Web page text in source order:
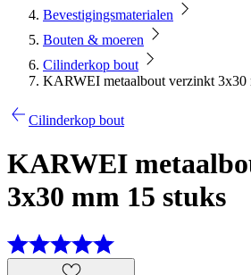
Bevestigingsmaterialen
Bouten & moeren
Cilinderkop bout
KARWEI metaalbout verzinkt 3x30
Cilinderkop bout
KARWEI
3x30 mm 15 stuks